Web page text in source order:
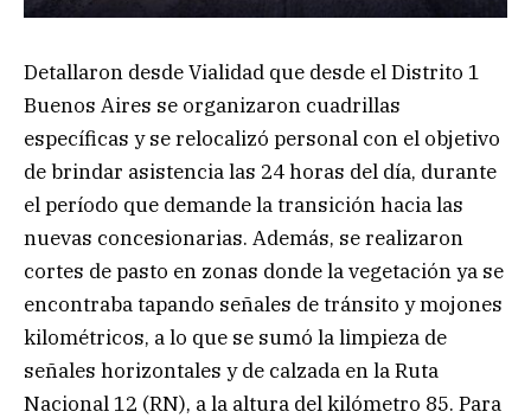
Detallaron desde Vialidad que desde el Distrito 1
Buenos Aires se organizaron cuadrillas
específicas y se relocalizó personal con el objetivo
de brindar asistencia las 24 horas del día, durante
el período que demande la transición hacia las
nuevas concesionarias. Además, se realizaron
cortes de pasto en zonas donde la vegetación ya se
encontraba tapando señales de tránsito y mojones
kilométricos, a lo que se sumó la limpieza de
señales horizontales y de calzada en la Ruta
Nacional 12 (RN), a la altura del kilómetro 85. Para